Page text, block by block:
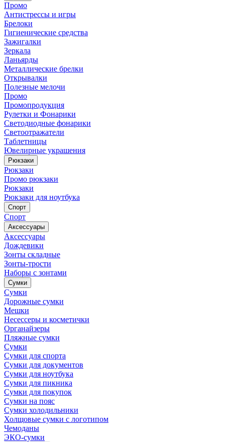
Промо
Антистрессы и игры
Брелоки
Гигиенические средства
Зажигалки
Зеркала
Ланьярды
Металлические брелки
Открывалки
Полезные мелочи
Промо
Промопродукция
Рулетки и Фонарики
Светодиодные фонарики
Светоотражатели
Таблетницы
Ювелирные украшения
Рюкзаки
Рюкзаки
Промо рюкзаки
Рюкзаки
Рюкзаки для ноутбука
Спорт
Спорт
Аксессуары
Аксессуары
Дождевики
Зонты складные
Зонты-трости
Наборы с зонтами
Сумки
Сумки
Дорожные сумки
Мешки
Несессеры и косметички
Органайзеры
Пляжные сумки
Сумки
Сумки для спорта
Сумки для документов
Сумки для ноутбука
Сумки для пикника
Сумки для покупок
Сумки на пояс
Сумки холодильники
Холщовые сумки с логотипом
Чемоданы
ЭКО-сумки